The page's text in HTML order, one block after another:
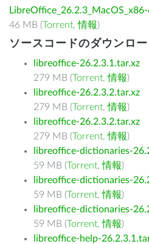
46 MB (Torrent,情報)
ソースコードのダウンロー
libreoffice-26.2.3.1.tar.xz
279 MB (Torrent,情報)
libreoffice-26.2.3.2.tar.xz
279 MB (Torrent,情報)
libreoffice-26.2.3.2.tar.xz
279 MB (Torrent,情報)
libreoffice-dictionaries-
59 MB (Torrent,情報)
libreoffice-dictionaries-
59 MB (Torrent,情報)
libreoffice-dictionaries-
59 MB (Torrent,情報)
libreoffice-help-